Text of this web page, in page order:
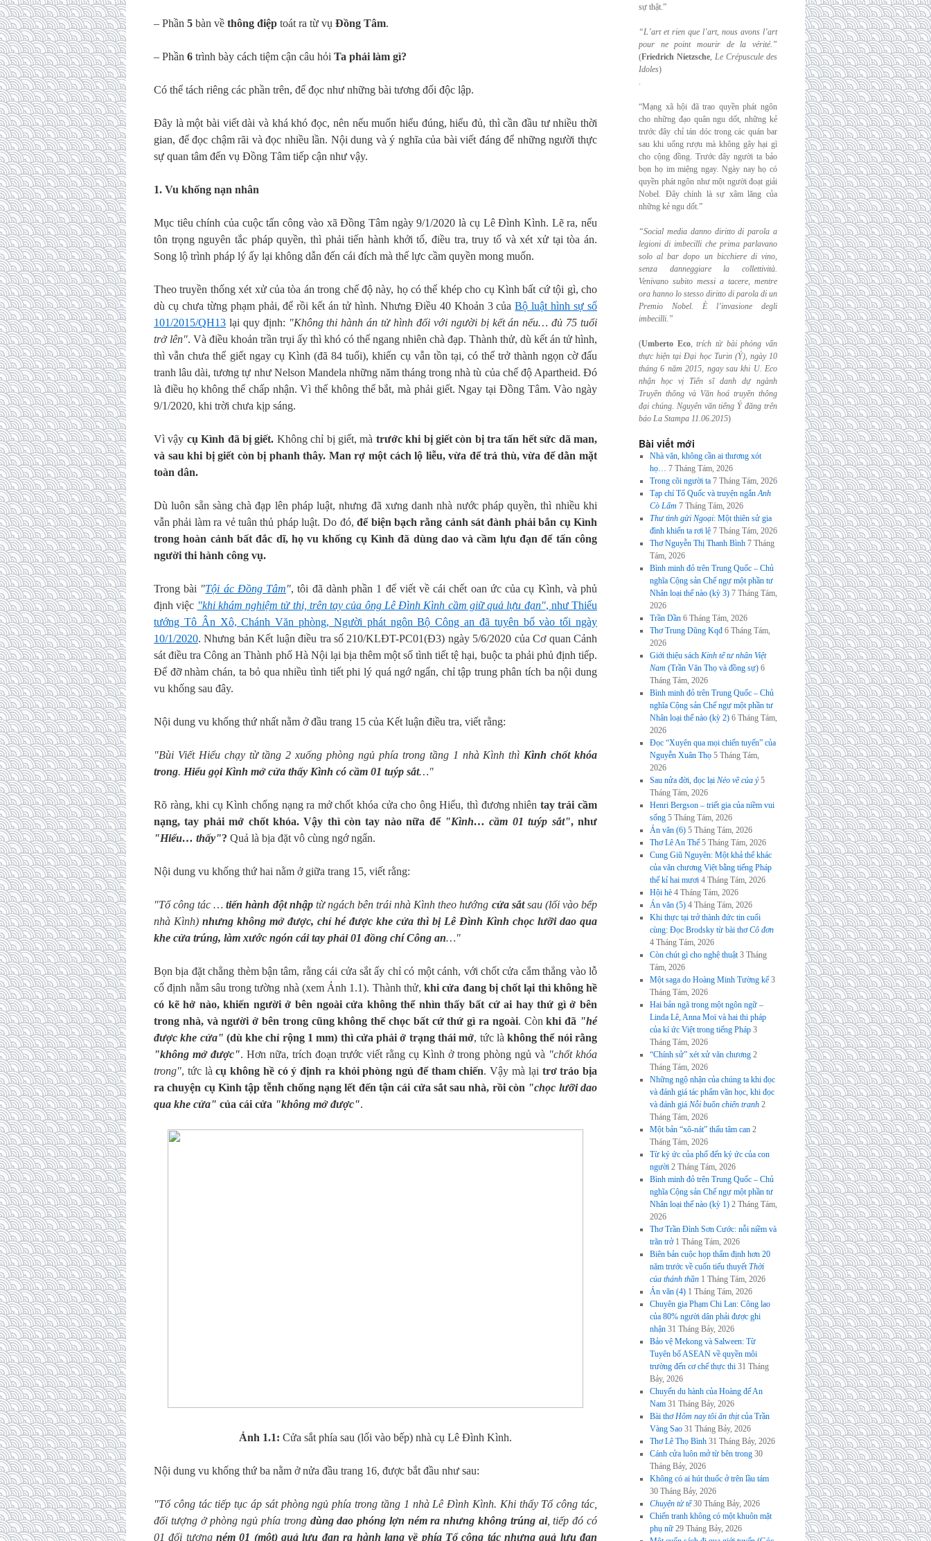
– Phần 5 bàn về thông điệp toát ra từ vụ Đồng Tâm.
– Phần 6 trình bày cách tiệm cận câu hỏi Ta phải làm gì?
Có thể tách riêng các phần trên, để đọc như những bài tương đối độc lập.
Đây là một bài viết dài và khá khó đọc, nên nếu muốn hiểu đúng, hiểu đủ, thì cần đầu tư nhiều thời
gian, để đọc chậm rãi và đọc nhiều lần. Nội dung và ý nghĩa của bài viết đáng để những người thực
sự quan tâm đến vụ Đồng Tâm tiếp cận như vậy.
1. Vu khống nạn nhân
Mục tiêu chính của cuộc tấn công vào xã Đồng Tâm ngày 9/1/2020 là cụ Lê Đình Kình. Lẽ ra, nếu
tôn trọng nguyên tắc pháp quyền, thì phải tiến hành khởi tố, điều tra, truy tố và xét xử tại tòa án.
Song lộ trình pháp lý ấy lại không dẫn đến cái đích mà thế lực cầm quyền mong muốn.
Theo truyền thống xét xử của tòa án trong chế độ này, họ có thể khép cho cụ Kình bất cứ tội gì, cho
dù cụ chưa từng phạm phải, để rồi kết án tử hình. Nhưng Điều 40 Khoản 3 củaBộ luật hình sự số
101/2015/QH13 lại quy định: "Không thi hành án tử hình đối với người bị kết án nếu… đủ 75 tuổi
trở lên". Và điều khoản trần trụi ấy thì khó có thể ngang nhiên chà đạp. Thành thử, dù kết án tử hình,
thì vẫn chưa thể giết ngay cụ Kình (đã 84 tuổi), khiến cụ vẫn tồn tại, có thể trở thành ngọn cờ đấu
tranh lâu dài, tương tự như Nelson Mandela những năm tháng trong nhà tù của chế độ Apartheid. Đó
là điều họ không thể chấp nhận. Vì thế không thể bắt, mà phải giết. Ngay tại Đồng Tâm. Vào ngày
9/1/2020, khi trời chưa kịp sáng.
Vì vậy cụ Kình đã bị giết. Không chỉ bị giết, mà trước khi bị giết còn bị tra tấn hết sức dã man,
và sau khi bị giết còn bị phanh thây. Man rợ một cách lộ liễu, vừa để trả thù, vừa để dằn mặt
toàn dân.
Dù luôn sẵn sàng chà đạp lên pháp luật, nhưng đã xưng danh nhà nước pháp quyền, thì nhiều khi
vẫn phải làm ra vẻ tuân thủ pháp luật. Do đó,để biện bạch rằng cảnh sát đành phải bắn cụ Kình
trong hoàn cảnh bất đắc dĩ, họ vu khống cụ Kình đã dùng dao và cầm lựu đạn để tấn công
người thi hành công vụ.
Trong bài "Tội ác Đồng Tâm", tôi đã dành phần 1 để viết về cái chết oan ức của cụ Kình, và phủ
định việc "khi khám nghiệm tử thi, trên tay của ông Lê Đình Kình cầm giữ quả lựu đạn", như Thiếu
tướng Tô Ân Xô, Chánh Văn phòng, Người phát ngôn Bộ Công an đã tuyên bố vào tối ngày
10/1/2020. Nhưng bản Kết luận điều tra số 210/KLĐT-PC01(Đ3) ngày 5/6/2020 của Cơ quan Cảnh
sát điều tra Công an Thành phố Hà Nội lại bịa thêm một số tình tiết tệ hại, buộc ta phải phủ định tiếp.
Để đỡ nhàm chán, ta bỏ qua nhiều tình tiết phi lý quá ngớ ngẩn, chỉ tập trung phân tích ba nội dung
vu khống sau đây.
Nội dung vu khống thứ nhất nằm ở đầu trang 15 của Kết luận điều tra, viết rằng:
"Bùi Viết Hiểu chạy từ tầng 2 xuống phòng ngủ phía trong tầng 1 nhà Kình thì Kình chốt khóa
trong. Hiểu gọi Kình mở cửa thấy Kình có cầm 01 tuýp sắt…"
Rõ ràng, khi cụ Kình chống nạng ra mở chốt khóa cửa cho ông Hiểu, thì đương nhiên tay trái cầm
nạng, tay phải mở chốt khóa. Vậy thì còn tay nào nữa để "Kình… cầm 01 tuýp sắt", như
"Hiểu… thấy"? Quả là bịa đặt vô cùng ngớ ngẩn.
Nội dung vu khống thứ hai nằm ở giữa trang 15, viết rằng:
"Tổ công tác …tiến hành đột nhậptừ ngách bên trái nhà Kình theo hướng cửa sắtsau (lối vào bếp
nhà Kình) nhưng không mở được, chỉ hé được khe cửa thì bị Lê Đình Kình chọc lưỡi dao qua
khe cửa trúng, làm xước ngón cái tay phải 01 đồng chí Công an…"
Bọn bịa đặt chẳng thèm bận tâm, rằng cái cửa sắt ấy chỉ có một cánh, với chốt cửa cắm thẳng vào lỗ
cố định nằm sâu trong tường nhà (xem Ảnh 1.1). Thành thử, khi cửa đang bị chốt lại thì không hề
có kẽ hở nào, khiến người ở bên ngoài cửa không thể nhìn thấy bất cứ ai hay thứ gì ở bên
trong nhà, và người ở bên trong cũng không thể chọc bất cứ thứ gì ra ngoài. Cònkhi đã "hé
được khe cửa" (dù khe chỉ rộng 1 mm) thì cửa phải ở trạng thái mở, tức là không thể nói rằng
"không mở được". Hơn nữa, trích đoạn trước viết rằng cụ Kình ở trong phòng ngủ và "chốt khóa
trong", tức làcụ không hề có ý định ra khỏi phòng ngủ để tham chiến. Vậy mà lại trơ tráo bịa
ra chuyện cụ Kình tập tễnh chống nạng lết đến tận cái cửa sắt sau nhà, rồi còn "chọc lưỡi dao
qua khe cửa" của cái cửa "không mở được".
Ảnh 1.1: Cửa sắt phía sau (lối vào bếp) nhà cụ Lê Đình Kình.
Nội dung vu khống thứ ba nằm ở nửa đầu trang 16, được bắt đầu như sau:
"Tổ công tác tiếp tục áp sát phòng ngủ phía trong tầng 1 nhà Lê Đình Kình. Khi thấy Tổ công tác,
đối tượng ở phòng ngủ phía trong dùng dao phóng lợn ném ra nhưng không trúng ai, tiếp đó có
01 đối tượngném 01 (một) quả lựu đạn ra hành lang về phía Tổ công tác nhưng quả lựu đạn
sự thật.”
“L’art et rien que l’art, nous avons l’art
pour ne point mourir de la vérité.”
(Friedrich Nietzsche, Le Crépuscule des
Idoles)
.
“Mạng xã hội đã trao quyền phát ngôn
cho những đạo quân ngu dốt, những kẻ
trước đây chỉ tán dóc trong các quán bar
sau khi uống rượu mà không gây hại gì
cho cộng đồng. Trước đây người ta bảo
bọn họ im miệng ngay. Ngày nay họ có
quyền phát ngôn như một người đoạt giải
Nobel. Đây chính là sự xâm lăng của
những kẻ ngu dốt.”
“Social media danno diritto di parola a
legioni di imbecilli che prima parlavano
solo albar dopo un bicchiere di vino,
senza danneggiare la collettività.
Venivano subito messi a tacere, mentre
ora hanno lo stesso diritto di parola di un
Premio Nobel. È l’invasione degli
imbecilli.”
(Umberto Eco,trích từ bài phỏng vấn
thực hiện tại Đại học Turin (Ý), ngày 10
tháng 6 năm 2015, ngay sau khi U. Eco
nhận học vị Tiến sĩ danh dự ngành
Truyền thông và Văn hoá truyền thông
đại chúng. Nguyên văn tiếng Ý đăng trên
báo La Stampa 11.06.2015)
Bài viết mới
Nhà văn, không cần ai thương xót
họ… 7 Tháng Tám, 2026
Trong cõi người ta 7 Tháng Tám, 2026
Tạp chí Tổ Quốc và truyện ngắnAnh
Cò Lấm 7 Tháng Tám, 2026
Thư tình gửi Ngoại: Một thiên sử gia
đình khiến ta rơi lệ 7 Tháng Tám, 2026
Thơ Nguyễn Thị Thanh Bình 7 Tháng
Tám, 2026
Bình minh đỏ trên Trung Quốc – Chủ
nghĩa Cộng sản Chế ngự một phần tư
Nhân loại thế nào (kỳ 3) 7 Tháng Tám,
2026
Trần Dần 6 Tháng Tám, 2026
Thơ Trung Dũng Kqđ 6 Tháng Tám,
2026
Giới thiệu sách Kinh tế tư nhân Việt
Nam (Trần Văn Thọ và đồng sự) 6
Tháng Tám, 2026
Bình minh đỏ trên Trung Quốc – Chủ
nghĩa Cộng sản Chế ngự một phần tư
Nhân loại thế nào (kỳ 2) 6 Tháng Tám,
2026
Đọc “Xuyên qua mọi chiến tuyến” của
Nguyễn Xuân Thọ 5 Tháng Tám,
2026
Sau nửa đời, đọc lại Nẻo về của ý 5
Tháng Tám, 2026
Henri Bergson – triết gia của niềm vui
sống 5 Tháng Tám, 2026
Án văn (6) 5 Tháng Tám, 2026
Thơ Lê An Thế 5 Tháng Tám, 2026
Cung Giũ Nguyên: Một khả thể khác
của văn chương Việt bằng tiếng Pháp
thế kỉ hai mươi 4 Tháng Tám, 2026
Hội hè 4 Tháng Tám, 2026
Án văn (5) 4 Tháng Tám, 2026
Khi thực tại trở thành đức tin cuối
cùng: Đọc Brodsky từ bài thơCô đơn
4 Tháng Tám, 2026
Còn chút gì cho nghệ thuật 3 Tháng
Tám, 2026
Một saga do Hoàng Minh Tường kể 3
Tháng Tám, 2026
Hai bản ngã trong một ngôn ngữ –
Linda Lê, Anna Moï và hai thi pháp
của kí ức Việt trong tiếng Pháp 3
Tháng Tám, 2026
“Chính sử” xét xử văn chương 2
Tháng Tám, 2026
Những ngộ nhận của chúng ta khi đọc
và đánh giá tác phẩm văn học, khi đọc
và đánh giá Nỗi buồn chiến tranh 2
Tháng Tám, 2026
Một bản “xô-nát” thấu tâm can 2
Tháng Tám, 2026
Từ ký ức của phố đến ký ức của con
người 2 Tháng Tám, 2026
Bình minh đỏ trên Trung Quốc – Chủ
nghĩa Cộng sản Chế ngự một phần tư
Nhân loại thế nào (kỳ 1) 2 Tháng Tám,
2026
Thơ Trần Đình Sơn Cước: nỗi niềm và
trăn trở 1 Tháng Tám, 2026
Biên bản cuộc họp thẩm định hơn 20
năm trước về cuốn tiểu thuyếtThời
của thánh thần 1 Tháng Tám, 2026
Án văn (4) 1 Tháng Tám, 2026
Chuyên gia Phạm Chi Lan: Công lao
của 80% người dân phải được ghi
nhận 31 Tháng Bảy, 2026
Bảo vệ Mekong và Salween: Từ
Tuyên bố ASEAN về quyền môi
trường đến cơ chế thực thi 31 Tháng
Bảy, 2026
Chuyến du hành của Hoàng đế An
Nam 31 Tháng Bảy, 2026
Bài thơHôm nay tôi ăn thịtcủa Trần
Vàng Sao 31 Tháng Bảy, 2026
Thơ Lê Thọ Bình 31 Tháng Bảy, 2026
Cánh cửa luôn mở từ bên trong 30
Tháng Bảy, 2026
Không có ai hút thuốc ở trên lầu tám
30 Tháng Bảy, 2026
Chuyện tử tế 30 Tháng Bảy, 2026
Chiến tranh không có một khuôn mặt
phụ nữ 29 Tháng Bảy, 2026